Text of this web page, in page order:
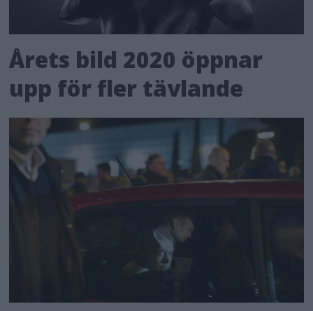
Årets bild 2020 öppnar
upp för fler tävlande